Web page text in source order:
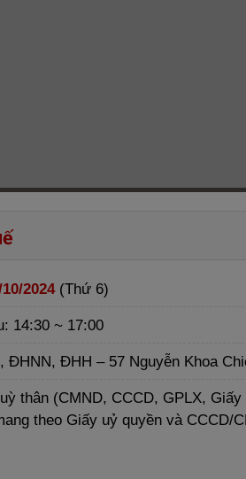
2024 (Thứ 6)
14:30 ~ 17:00
ĐHNN, ĐHH – 57 Nguyễn Khoa
thân (CMND, CCCD, GPLX,
theo Giấy uỷ quyền và CCCD/